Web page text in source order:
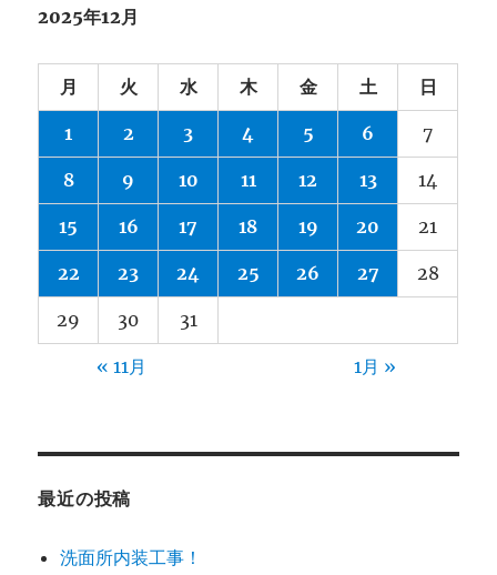
2025年12月
月 火 水 木 金 土 日
1 2 3 4 5 6 7
8 9 10 11 12 13 14
15 16 17 18 19 20 21
22 23 24 25 26 27 28
29 30 31
« 11月 1月 »
最近の投稿
洗面所内装工事！